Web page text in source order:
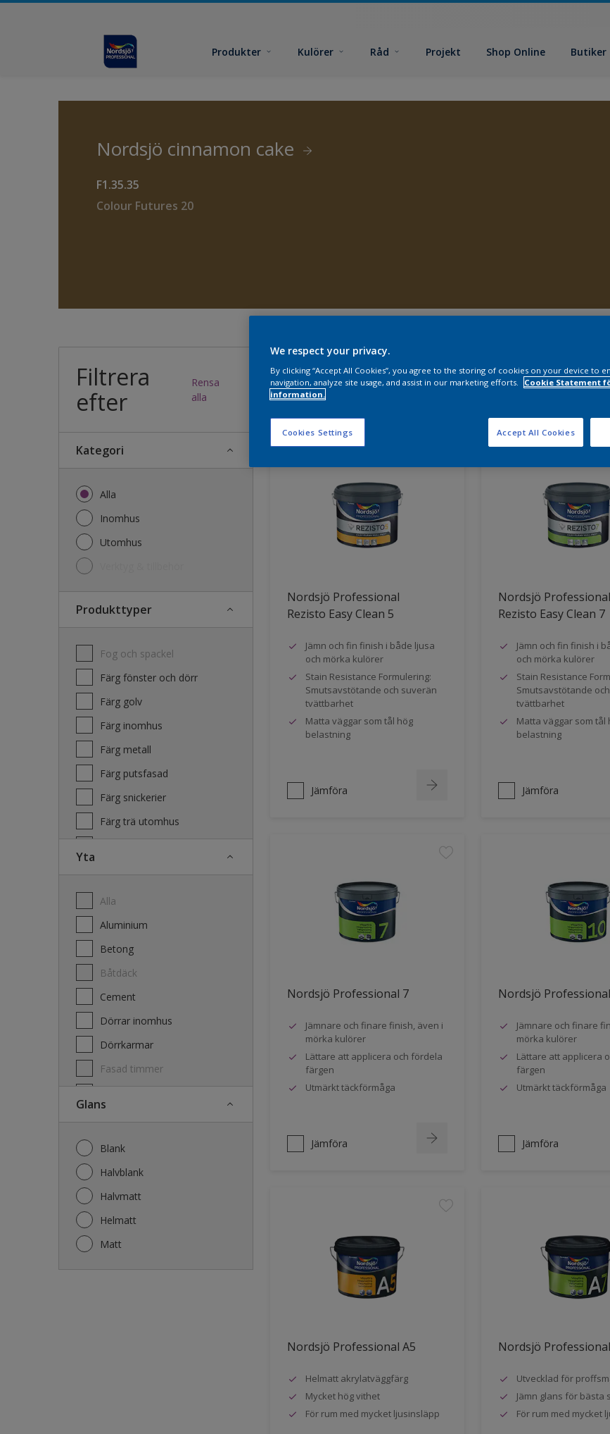
Produkter Kulörer Råd Projekt Shop Online Butiker
Nordsjö cinnamon cake
F1.35.35
Colour Futures 20
Filtrera
efter
Rensa
alla
Kategori
Alla
Inomhus
Utomhus
Produkttyper
Fog och spackel
Färg fönster och dörr
Färg golv
Färg inomhus
Färg metall
Färg putsfasad
Färg snickerier
Färg trä utomhus
Yta
Alla
Aluminium
Betong
Båtdäck
Cement
Dörrar inomhus
Dörrkarmar
Fasad timmer
Glans
Blank
Halvblank
Halvmatt
Helmatt
Matt
Vilka produkter behöver du?
36produkter hittade
Nordsjö Professional
Rezisto Easy Clean 5
Jämn och fin finish i både ljusa
och mörka kulörer
Stain Resistance Formulering:
Smutsavstötande och suverän
tvättbarhet
Matta väggar som tål hög
belastning
Jämföra
Nordsjö Professional
Rezisto Easy Clean 7
Jämn och fin finish i
och mörka kulörer
Stain Resistance
Smutsavstötande
tvättbarhet
Matta väggar som tål
belastning
Jämföra
Nordsjö Professional 7
Jämnare och finare finish, även i
mörka kulörer
Lättare att applicera och fördela
färgen
Utmärkt täckförmåga
Jämföra
Nordsjö
Jämnare och finare
mörka kulörer
Lättare att applicera
färgen
Utmärkt täckförmåga
Jämföra
Nordsjö Professional A5
Helmatt akrylatväggfärg
Mycket hög vithet
För rum med mycket ljusinsläpp
Nordsjö
Utvecklad för
Jämn glans för bästa
För rum med mycket
We respect your privacy.
By clicking “Accept All Cookies”, you agree to the storing of cookies on your device to
navigation, analyze site usage, and assist in our marketing efforts.
Cookie Statement
information.
Cookies Settings Accept All Cookies